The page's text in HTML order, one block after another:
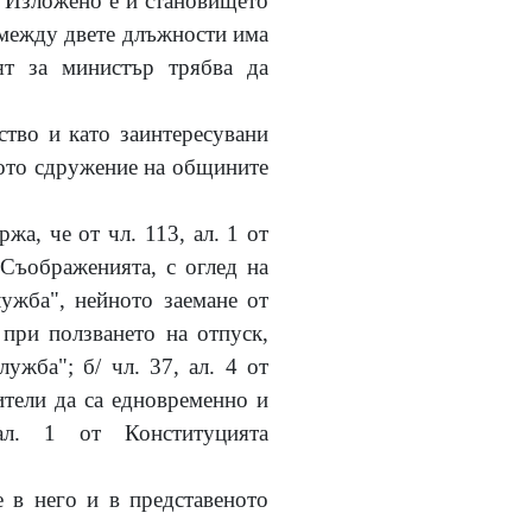
двете длъжности има
за министър трябва да
и като заинтересувани
сдружение на общините
че от чл. 113, ал. 1 от
с оглед на
нейното заемане от
ползването на отпуск,
б/ чл. 37, ал. 4 от
да са едновременно и
1 от Конституцията
него и в представеното